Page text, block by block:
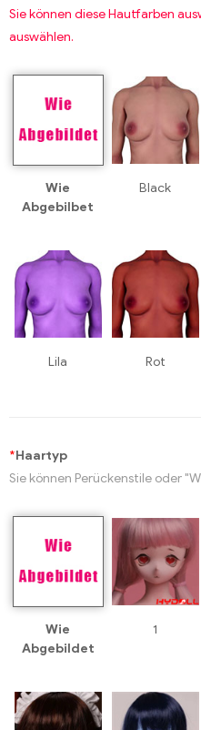
Sie können diese Hautfarben
auswählen.
Wie
Abgebilbet
Black
Lila Rot
*Haartyp
Sie können Perückenstile oder
Wie
Abgebildet
1